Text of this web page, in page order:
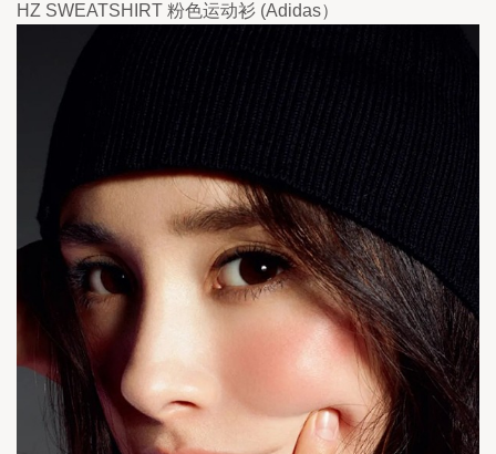
HZ SWEATSHIRT 粉色运动衫 (Adidas）